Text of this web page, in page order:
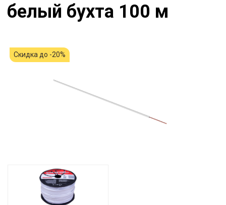
белый бухта 100 м
Скидка до -20%